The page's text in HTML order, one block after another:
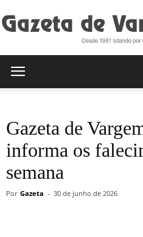
Gazeta de
informa os
semana
Por Gazeta - 30 de junho de 2026